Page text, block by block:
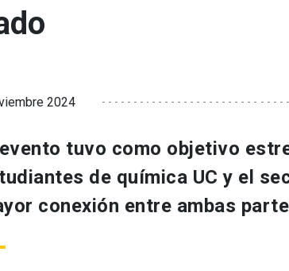
2024
tuvo como objetivo
de química UC y el
conexión entre ambas